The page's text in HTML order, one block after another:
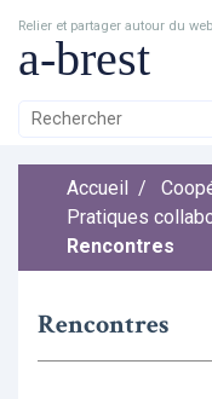
Relier et partager autour du web
a-brest
Accueil /
Pratiques
Rencontres
Rencontres